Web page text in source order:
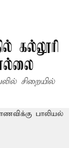
கல்லூரி
சிறையில்